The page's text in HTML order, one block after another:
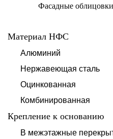
Фасадные облицовки
Материал НФС
Алюминий
Нержавеющая сталь
Оцинкованная
Комбинированная
Крепление к основанию
В межэтажные